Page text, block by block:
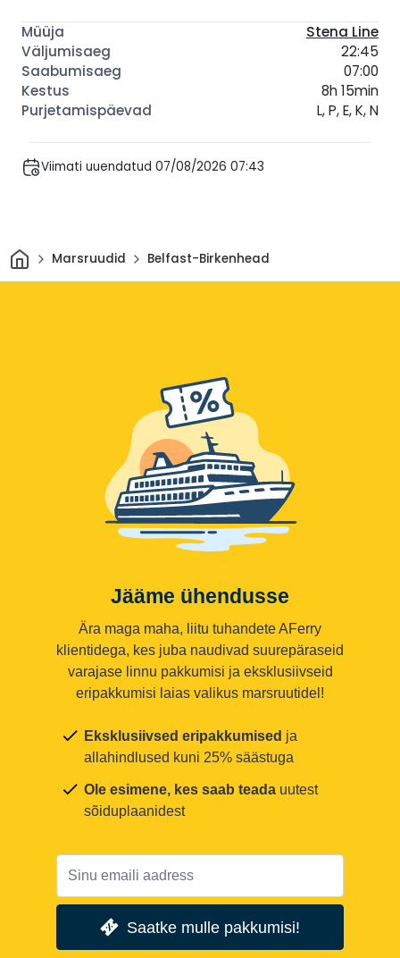
Stena Line
22:45
07:00
8h 15min
L, P, E, K, N
Viimati uuendatud 07/08/2026 07:43
Avaleht
Marsruudid Belfast-Birkenhead
Jääme ühendusse
Ära maga maha, liitu tuhandete AFerry
klientidega, kes juba naudivad suurepäraseid
varajase linnu pakkumisi ja eksklusiivseid
eripakkumisi laias valikus marsruutidel!
Eksklusiivsed eripakkumised ja
allahindlused kuni 25% säästuga
Ole esimene, kes saab teada uutest
sõiduplaanidest
Saatke mulle pakkumisi!